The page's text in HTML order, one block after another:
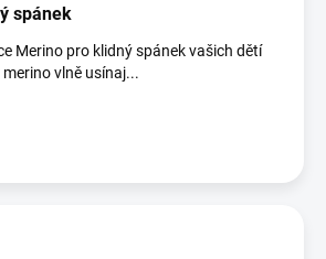
spánek
Merino pro klidný spánek vašich dětí
merino vlně usínaj...